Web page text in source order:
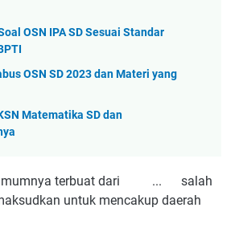
OSN IPA SD Sesuai Standar
OSN SD 2023 dan Materi yang
Matematika SD dan
umumnya terbuat dari ... salah
untuk mencakup daerah